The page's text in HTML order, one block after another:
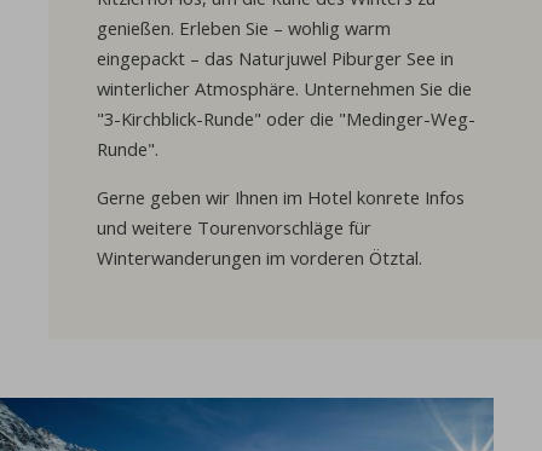
genießen. Erleben Sie – wohlig warm
eingepackt – das Naturjuwel Piburger See in
winterlicher Atmosphäre. Unternehmen Sie die
"3-Kirchblick-Runde" oder die "Medinger-Weg-
Runde".
Gerne geben wir Ihnen im Hotel konrete Infos
und weitere Tourenvorschläge für
Winterwanderungen im vorderen Ötztal.